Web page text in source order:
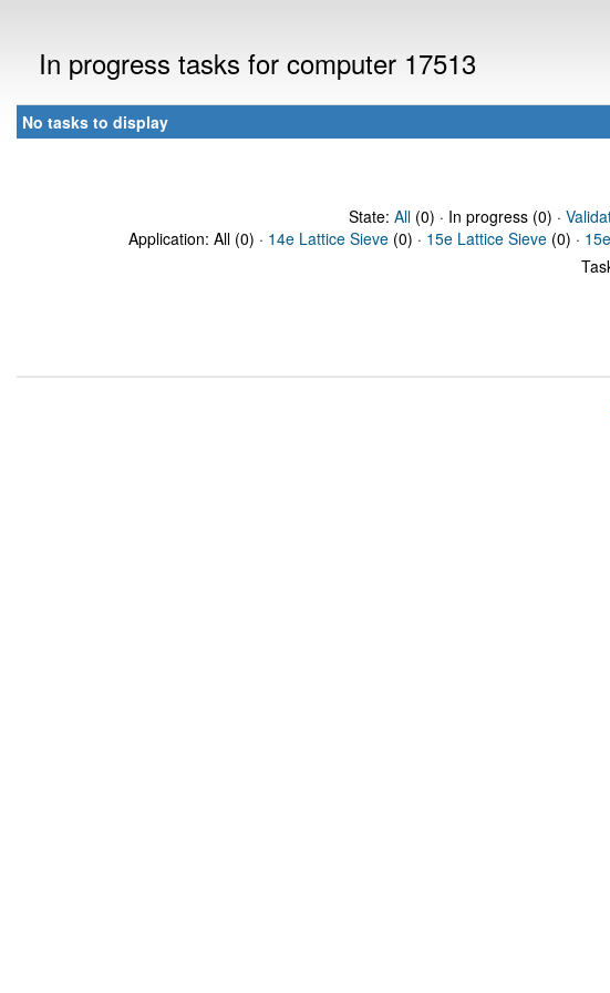
In progress tasks for computer 17513
No tasks to display
State: All(0) · In progress (0) ·
Application: All (0) · 14e Lattice Sieve (0) · 15e Lattice Sieve (0) ·